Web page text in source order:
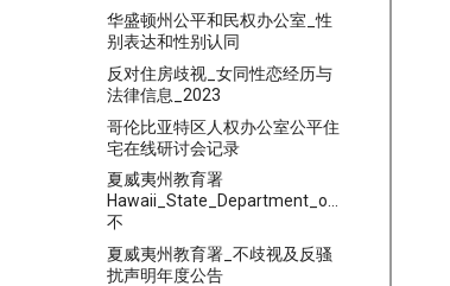
华盛顿州公平和民权办公室_性
别表达和性别认同
反对住房歧视_女同性恋经历与
法律信息_2023
哥伦比亚特区人权办公室公平住
宅在线研讨会记录
夏威夷州教育署
Hawaii_State_Department_of_Education
不
夏威夷州教育署_不歧视及反骚
扰声明年度公告